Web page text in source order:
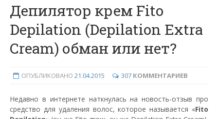
Депилятор крем Fito
Depilation (Depilation Extra
Cream) обман или нет?
ОПУБЛИКОВАНО 21.04.2015 307 КОММЕНТАРИЕВ
Недавно в интернете наткнулась на новость-отзыв про
средство для удаления волос, которое называется «Fito